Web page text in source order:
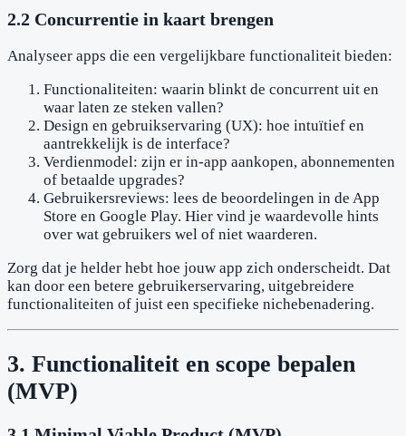
2.2 Concurrentie in kaart brengen
Analyseer apps die een vergelijkbare functionaliteit bieden:
Functionaliteiten: waarin blinkt de concurrent uit en
waar laten ze steken vallen?
Design en gebruikservaring (UX): hoe intuïtief en
aantrekkelijk is de interface?
Verdienmodel: zijn er in-app aankopen, abonnementen
of betaalde upgrades?
Gebruikersreviews: lees de beoordelingen in de App
Store en Google Play. Hier vind je waardevolle hints
over wat gebruikers wel of niet waarderen.
Zorg dat je helder hebt hoe jouw app zich onderscheidt. Dat
kan door een betere gebruikerservaring, uitgebreidere
functionaliteiten of juist een specifieke nichebenadering.
3. Functionaliteit en scope bepalen
(MVP)